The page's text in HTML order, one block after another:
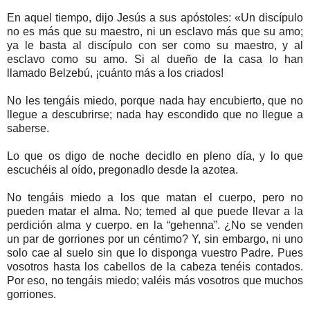
En aquel tiempo, dijo Jesús a sus apóstoles: «Un discípulo
no es más que su maestro, ni un esclavo más que su amo;
ya le basta al discípulo con ser como su maestro, y al
esclavo como su amo. Si al dueño de la casa lo han
llamado Belzebú, ¡cuánto más a los criados!
No les tengáis miedo, porque nada hay encubierto, que no
llegue a descubrirse; nada hay escondido que no llegue a
saberse.
Lo que os digo de noche decidlo en pleno día, y lo que
escuchéis al oído, pregonadlo desde la azotea.
No tengáis miedo a los que matan el cuerpo, pero no
pueden matar el alma. No; temed al que puede llevar a la
perdición alma y cuerpo. en la “gehenna”. ¿No se venden
un par de gorriones por un céntimo? Y, sin embargo, ni uno
solo cae al suelo sin que lo disponga vuestro Padre. Pues
vosotros hasta los cabellos de la cabeza tenéis contados.
Por eso, no tengáis miedo; valéis más vosotros que muchos
gorriones.